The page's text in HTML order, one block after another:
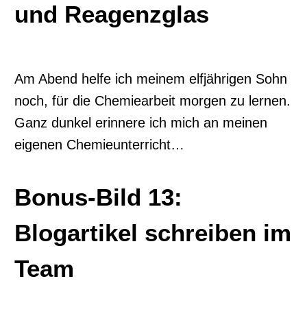
und Reagenzglas
Am Abend helfe ich meinem elfjährigen Sohn
noch, für die Chemiearbeit morgen zu lernen.
Ganz dunkel erinnere ich mich an meinen
eigenen Chemieunterricht…
Bonus-Bild 13:
Blogartikel schreiben im
Team